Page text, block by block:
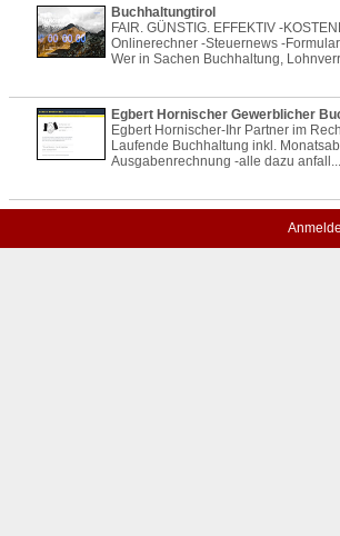
Buchhaltungtirol
FAIR. GÜNSTIG. EFFEKTIV -
Onlinerechner -Steuernews -
Wer in Sachen Buchhaltung,
Egbert Hornischer Gewerblicher
Egbert Hornischer-Ihr Partner im
Laufende Buchhaltung inkl.
Ausgabenrechnung -alle dazu anfall...